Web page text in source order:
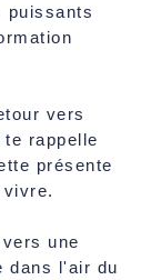
puissants
vers
rappelle
présente
une
dans l'air du